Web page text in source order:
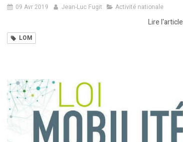
09 Avr 2019 Jean-Luc Fugit Activité nationale
Lire l'article
LOM